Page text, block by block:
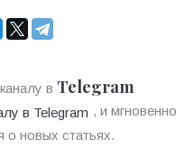
в Telegram
, и мгновенно
о новых статьях.